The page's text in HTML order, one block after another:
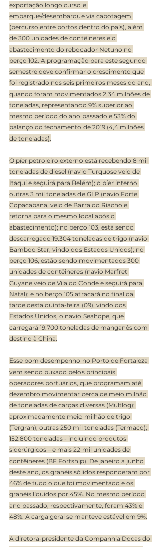
exportação longo curso e
embarque/desembarque via cabotagem
(percurso entre portos dentro do país), além
de 300 unidades de contêineres e o
abastecimento do rebocador Netuno no
berço 102. A programação para este segundo
semestre deve confirmar o crescimento que
foi registrado nos seis primeiros meses do ano,
quando foram movimentados 2,34 milhões de
toneladas, representando 9% superior ao
mesmo período do ano passado e 53% do
balanço do fechamento de 2019 (4,4 milhões
de toneladas).
O píer petroleiro externo está recebendo 8 mil
toneladas de diesel (navio Turquose veio de
Itaqui e seguirá para Belém); o píer interno
outras 3 mil toneladas de GLP (navio Forte
Copacabana, veio de Barra do Riacho e
retorna para o mesmo local após o
abastecimento); no berço 103, está sendo
descarregado 19.304 toneladas de trigo (navio
Bamboo Star, vindo dos Estados Unidos); no
berço 106, estão sendo movimentados 300
unidades de contêineres (navio Marfret
Guyane veio de Vila do Conde e seguirá para
Natal); e no berço 105 atracará no final da
tarde desta quinta-feira (09), vindo dos
Estados Unidos, o navio Seahope, que
carregará 19.700 toneladas de manganês com
destino à China.
Esse bom desempenho no Porto de Fortaleza
vem sendo puxado pelos principais
operadores portuários, que programam até
dezembro movimentar cerca de meio milhão
de toneladas de cargas diversas (Multlog);
aproximadamente meio milhão de trigo
(Tergran); outras 250 mil toneladas (Termaco);
152.800 toneladas - incluindo produtos
siderúrgicos – e mais 22 mil unidades de
contêineres (BF Fortship). De janeiro a junho
deste ano, os granéis sólidos responderam por
46% de tudo o que foi movimentado e os
granéis líquidos por 45%. No mesmo período
ano passado, respectivamente, foram 43% e
48%. A carga geral se manteve estável em 9%.
A diretora-presidente da Companhia Docas do